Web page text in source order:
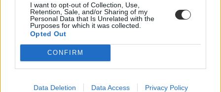
I want to opt-out of Collection, Use,
Retention, Sale, and/or Sharing of my
Personal Data that Is Unrelated with the
Purposes for which it was collected.
Opted Out
CONFIRM
Data Deletion Data Access Privacy Policy
szakképzés
szakképzési tanév rendje
oktatási minisztérium